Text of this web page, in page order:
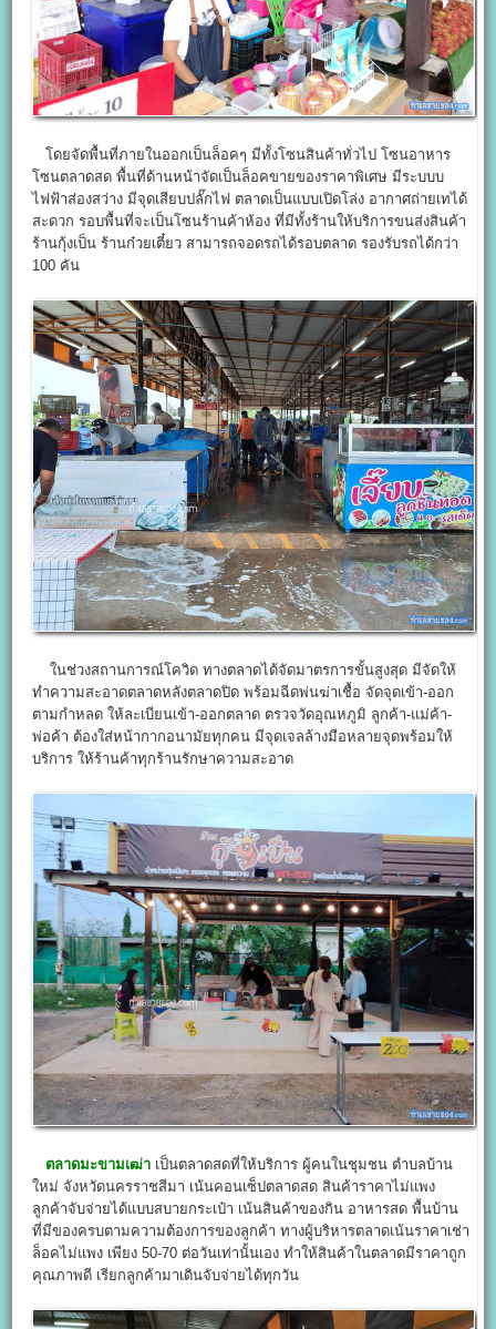
โดยจัดพื้นที่ภายในออกเป็นล็อคๆ มีทั้งโซนสินค้าทั่วไป โซนอาหาร
โซนตลาดสด พื้นที่ด้านหน้าจัดเป็นล็อคขายของราคาพิเศษ มีระบบบ
ไฟฟ้าส่องสว่าง มีจุดเสียบปลั๊กไฟ ตลาดเป็นแบบเปิดโล่ง อากาศถ่ายเทได้
สะดวก รอบพื้นที่จะเป็นโซนร้านค้าห้อง ที่มีทั้งร้านให้บริการขนส่งสินค้า
ร้านกุ้งเป็น ร้านก๋วยเตี๋ยว สามารถจอดรถได้รอบตลาด รองรับรถได้กว่า
100 คัน
ในช่วงสถานการณ์โควิด ทางตลาดได้จัดมาตรการขั้นสูงสุด มีจัดให้
ทำความสะอาดตลาดหลังตลาดปิด พร้อมฉีดพ่นฆ่าเชื้อ จัดจุดเข้า-ออก
ตามกำหลด ให้ละเบียนเข้า-ออกตลาด ตรวจวัดอุณหภูมิ ลูกค้า-แม่ค้า-
พ่อค้า ต้องใส่หน้ากากอนามัยทุกคน มีจุดเจลล้างมือหลายจุดพร้อมให้
บริการ ให้ร้านค้าทุกร้านรักษาความสะอาด
ตลาดมะขามเฒ่า เป็นตลาดสดที่ให้บริการ ผู้คนในชุมชน ตำบลบ้าน
ใหม่ จังหวัดนครราชสีมา เน้นคอนเซ็ปตลาดสด สินค้าราคาไม่แพง
ลูกค้าจับจ่ายได้แบบสบายกระเป๋า เน้นสินค้าของกิน อาหารสด พื้นบ้าน
ที่มีของครบตามความต้องการของลูกค้า ทางผู้บริหารตลาดเน้นราคาเช่า
ล็อคไม่แพง เพียง 50-70 ต่อวันเท่านั้นเอง ทำให้สินค้าในตลาดมีราคาถูก
คุณภาพดี เรียกลูกค้ามาเดินจับจ่ายได้ทุกวัน